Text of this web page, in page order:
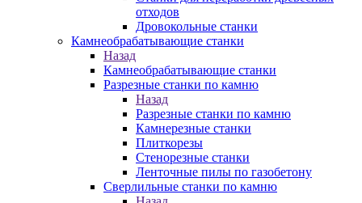
отходов
Дровокольные станки
Камнеобрабатывающие станки
Назад
Камнеобрабатывающие станки
Разрезные станки по камню
Назад
Разрезные станки по камню
Камнерезные станки
Плиткорезы
Стенорезные станки
Ленточные пилы по газобетону
Сверлильные станки по камню